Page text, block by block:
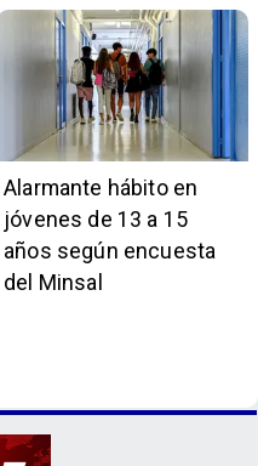
Alarmante hábito en
jóvenes de 13 a 15
años según encuesta
del Minsal